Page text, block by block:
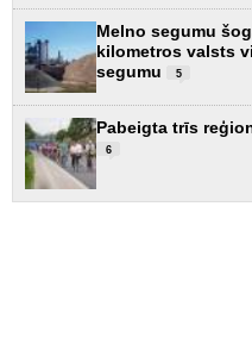
Melno segumu
kilometros valsts
segumu
5
Pabeigta trīs
6